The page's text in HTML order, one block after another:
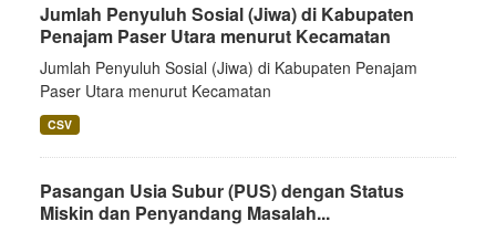
Jumlah Penyuluh Sosial (Jiwa) di Kabupaten
Penajam Paser Utara menurut Kecamatan
Jumlah Penyuluh Sosial (Jiwa) di Kabupaten Penajam
Paser Utara menurut Kecamatan
CSV
Pasangan Usia Subur (PUS) dengan Status
Miskin dan Penyandang Masalah...